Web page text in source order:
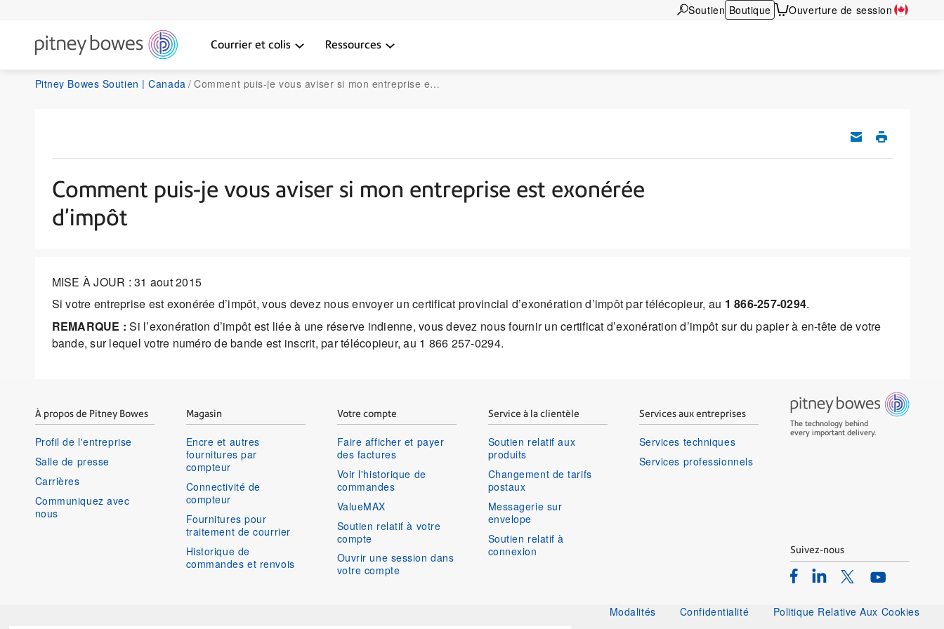
Soutien Boutique Ouverture de session
Courrier et colis Ressources
Pitney Bowes Soutien | Canada Comment puis-je vous aviser si mon entreprise est exonérée d’impôt
Comment puis-je vous aviser si mon entreprise est exonérée
d’impôt
MISE À JOUR : 31 aout 2015
Si votre entreprise est exonérée d’impôt, vous devez nous envoyer un certificat provincial d’exonération d’impôt par télécopieur, au 1 866-257-0294.
REMARQUE :Si l’exonération d’impôt est liée à une réserve indienne, vous devez nous fournir un certificat d’exonération d’impôt sur du papier à en-tête de votre
bande, sur lequel votre numéro de bande est inscrit, par télécopieur, au 1 866 257-0294.
À propos de Pitney Bowes
Profil de l'entreprise
Salle de presse
Carrières
Communiquez avec
nous
Magasin
Encre et autres
fournitures par
compteur
Connectivité de
compteur
Fournitures pour
traitement de courrier
Historique de
commandes et renvois
Votre compte
Faire afficher et payer
des factures
Voir l'historique de
commandes
ValueMAX
Soutien relatif à votre
compte
Ouvrir une session dans
votre compte
Service à la clientèle
Soutien relatif aux
produits
Changement de tarifs
postaux
Messagerie sur
envelope
Soutien relatif à
connexion
Services aux entreprises
Services techniques
Services professionnels
The technology behind
every important delivery.
Suivez-nous
FacebookLinkedinTwitterYoutube
Modalités Confidentialité Politique Relative Aux Cookies